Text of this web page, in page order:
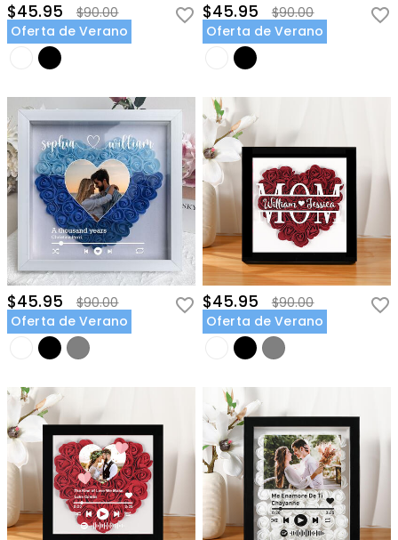
$45.95
$90.00
Oferta de Verano
$45.95
$90.00
Oferta de Verano
$45.95
$90.00
Oferta de Verano
$45.95
$90.00
Oferta de Verano